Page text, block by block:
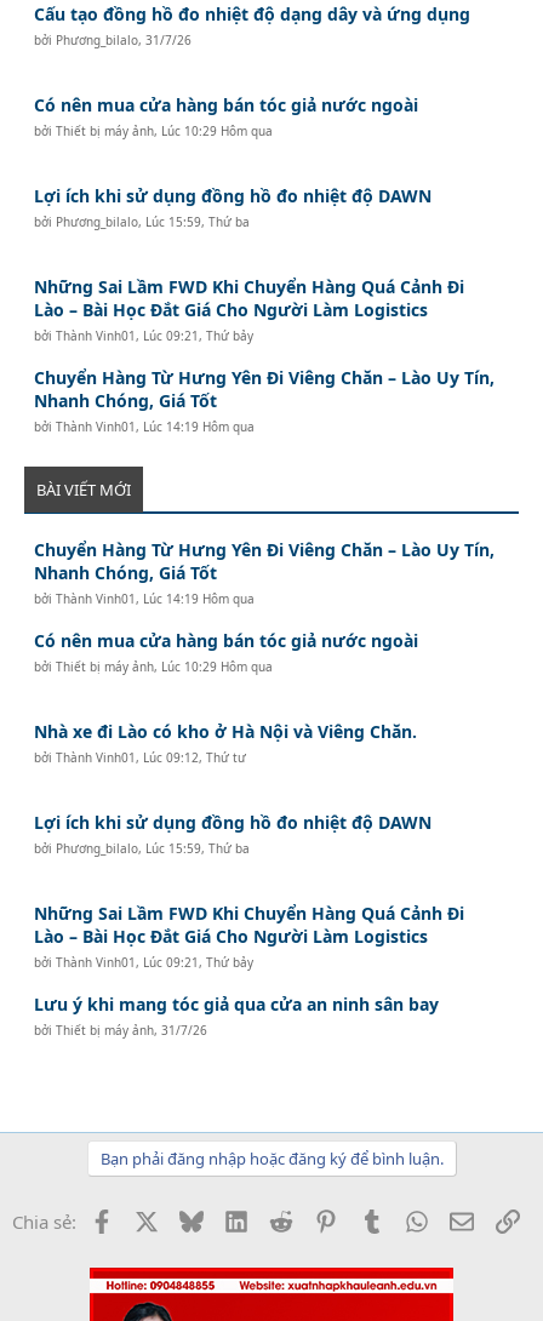
Cấu tạo đồng hồ đo nhiệt độ dạng dây và ứng dụng
bởi Phương_bilalo,31/7/26
Có nên mua cửa hàng bán tóc giả nước ngoài
bởiThiết bị máy ảnh, Lúc 10:29 Hôm qua
Lợi ích khi sử dụng đồng hồ đo nhiệt độ DAWN
bởi Phương_bilalo, Lúc 15:59, Thứ ba
Những Sai Lầm FWD Khi Chuyển Hàng Quá Cảnh Đi
Lào – Bài Học Đắt Giá Cho Người Làm Logistics
bởiThành Vinh01 , Lúc 09:21, Thứ bảy
Chuyển Hàng Từ Hưng Yên Đi Viêng Chăn – Lào Uy Tín,
Nhanh Chóng, Giá Tốt
bởiThành Vinh01 , Lúc 14:19 Hôm qua
BÀI VIẾT MỚI
Chuyển Hàng Từ Hưng Yên Đi Viêng Chăn – Lào Uy Tín,
Nhanh Chóng, Giá Tốt
bởiThành Vinh01 , Lúc 14:19 Hôm qua
Có nên mua cửa hàng bán tóc giả nước ngoài
bởiThiết bị máy ảnh, Lúc 10:29 Hôm qua
Nhà xe đi Lào có kho ở Hà Nội và Viêng Chăn.
bởiThành Vinh01 , Lúc 09:12, Thứ tư
Lợi ích khi sử dụng đồng hồ đo nhiệt độ DAWN
bởi Phương_bilalo, Lúc 15:59, Thứ ba
Những Sai Lầm FWD Khi Chuyển Hàng Quá Cảnh Đi
Lào – Bài Học Đắt Giá Cho Người Làm Logistics
bởiThành Vinh01 , Lúc 09:21, Thứ bảy
Lưu ý khi mang tóc giả qua cửa an ninh sân bay
bởiThiết bị máy ảnh,31/7/26
Bạn phải đăng nhập hoặc đăng ký để bình luận.
Chia sẻ: Facebook BlueskyLinkedInReddit PinterestTumblrWhatsApp
Email